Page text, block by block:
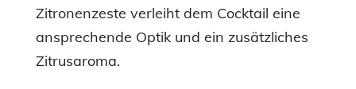
Zitronenzeste verleiht dem Cocktail eine
ansprechende Optik und ein zusätzliches
Zitrusaroma.